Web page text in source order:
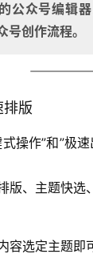
公众号编辑
号创作流程。
排版
式操作”和”极
版、主题快选
容选定主题即